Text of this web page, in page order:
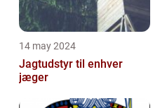
14 may 2024
Jagtudstyr til enhver
jæger